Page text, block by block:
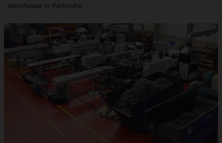
warehouse in Karlsruhe.